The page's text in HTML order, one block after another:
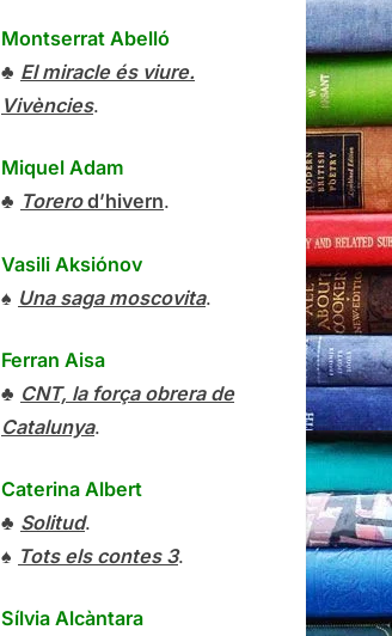
Montserrat Abelló
♣ El miracle és viure.
Vivències.
Miquel Adam
♣ Torerod’hivern.
Vasili Aksiónov
♠ Una saga moscovita.
Ferran Aisa
♣ CNT, la força obrera de
Catalunya.
Caterina Albert
♣ Solitud.
♠ Tots els contes 3.
Sílvia Alcàntara